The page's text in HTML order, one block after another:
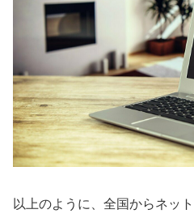
以上のように、全国からネッ